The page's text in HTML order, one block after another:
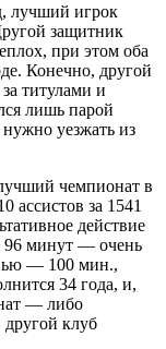
лучший игрок
защитник
при этом оба
Конечно, другой
титулами и
лишь парой
уезжать из
чемпионат в
ассистов за 1541
действие
96 минут — очень
— 100 мин.,
34 года, и,
— либо
другой клуб